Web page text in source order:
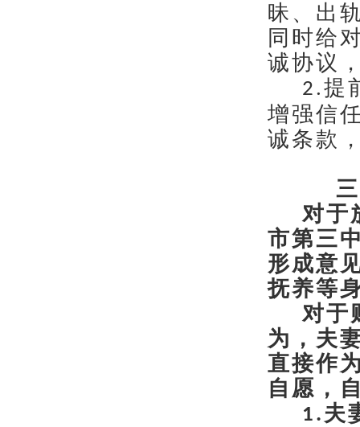
昧、出
同时给
诚协议
2.提
增强信
诚条款
对于
市第三
形成意
抚养等
对于
为，夫
直接作
自愿，
1. 夫